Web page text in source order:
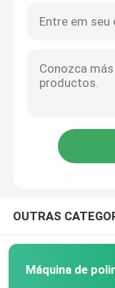
Planador de
Máquina de
Materiais de
OUTRAS
Máquina de